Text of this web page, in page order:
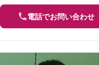
電話でお問い合わせ